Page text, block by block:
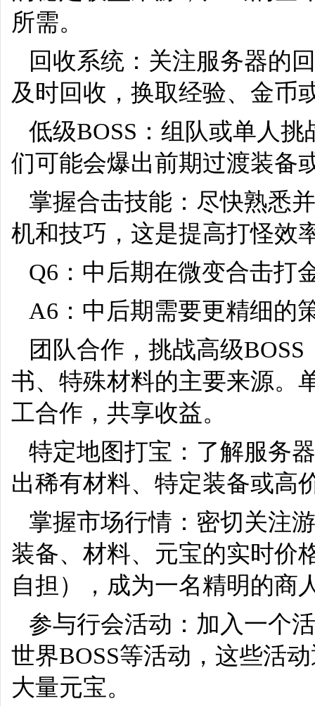
所需。
回收系统：关注服务器的
及时回收，换取经验、金币
低级BOSS：组队或单人
们可能会爆出前期过渡装备
掌握合击技能：尽快熟悉
机和技巧，这是提高打怪效
Q6：中后期在微变合击打
A6：中后期需要更精细的
团队合作，挑战高级
书、特殊材料的主要来源。
工合作，共享收益。
特定地图打宝：了解服务
出稀有材料、特定装备或高
掌握市场行情：密切关注
装备、材料、元宝的实时价
自担），成为一名精明的商
参与行会活动：加入一个
世界BOSS等活动，这些活
大量元宝。